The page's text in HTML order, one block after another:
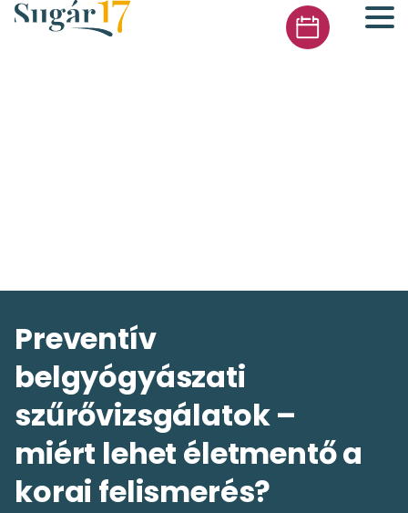
Skip
Preventív
belgyógyászati
szűrővizsgálatok –
miért lehet életmentő a
korai felismerés?